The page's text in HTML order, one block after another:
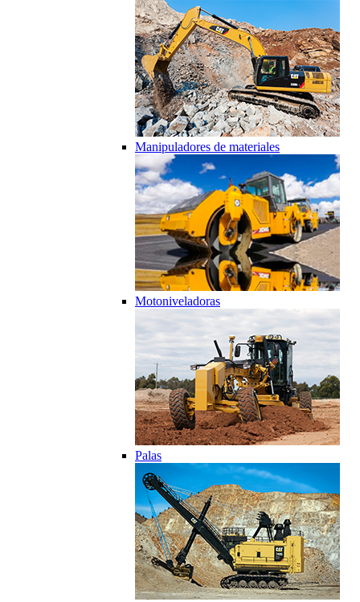
Manipuladores de materiales
Motoniveladoras
Palas